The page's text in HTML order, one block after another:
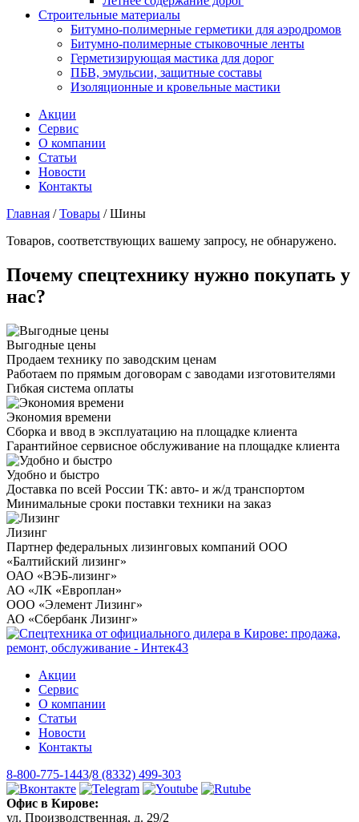
Строительные материалы
Битумно-полимерные герметики для аэродромов
Битумно-полимерные стыковочные ленты
Герметизирующая мастика для дорог
ПБВ, эмульсии, защитные составы
Изоляционные и кровельные мастики
Акции
Сервис
О компании
Статьи
Новости
Контакты
Главная /Товары /Шины
Товаров, соответствующих вашему запросу, не обнаружено.
Почему спецтехнику нужно покупать у
нас?
Выгодные цены
Продаем технику по заводским ценам
Работаем по прямым договорам с заводами изготовителями
Гибкая система оплаты
Экономия времени
Сборка и ввод в эксплуатацию на площадке клиента
Гарантийное сервисное обслуживание на площадке клиента
Удобно и быстро
Доставка по всей России ТК: авто- и ж/д транспортом
Минимальные сроки поставки техники на заказ
Лизинг
Партнер федеральных лизинговых компаний ООО
«Балтийский лизинг»
ОАО «ВЭБ-лизинг»
АО «ЛК «Европлан»
ООО «Элемент Лизинг»
АО «Сбербанк Лизинг»
Акции
Сервис
О компании
Статьи
Новости
Контакты
8-800-775-1443/8 (8332) 499-303
Офис в Кирове:
ул. Производственная, д. 29/2